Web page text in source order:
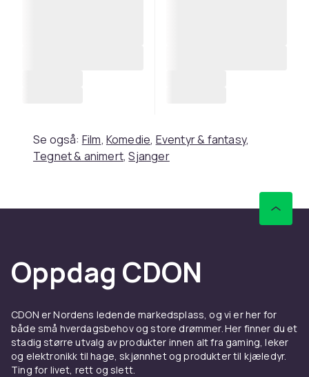
Se også: Film, Komedie, Eventyr & fantasy,
Tegnet & animert,Sjanger
Oppdag CDON
CDON er Nordens ledende markedsplass, og vi er her for
både små hverdagsbehov og store drømmer. Her finner du et
stadig større utvalg av produkter innen alt fra gaming, leker
og elektronikk til hage, skjønnhet og produkter til kjæledyr.
Ting for livet, rett og slett.